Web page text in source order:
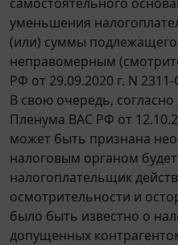
уменьшения
(или) суммы подлежащего
неправомерным
РФ от 29.09.2020 г. N
В свою очередь, согласно
Пленума ВАС РФ от
может быть признана
налоговым органом
налогоплательщик
осмотрительности и
было быть известно о
допущенных